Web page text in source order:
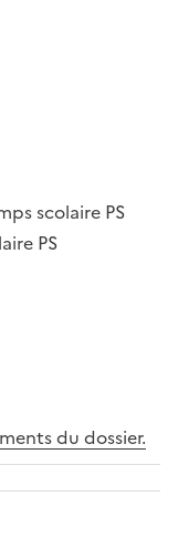
scolaire PS
PS
du dossier.